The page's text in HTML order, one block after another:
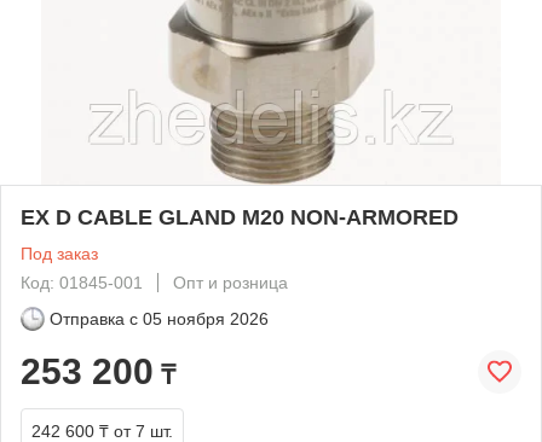
EX D CABLE GLAND M20 NON-ARMORED
Под заказ
Код: 01845-001
Опт и розница
Отправка с 05 ноября 2026
253 200 ₸
242 600 ₸ от 7 шт.